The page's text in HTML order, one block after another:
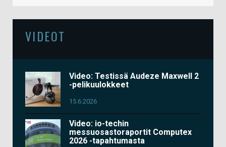
VIDEOT
Video: Testissä Audeze Maxwell 2
-pelikuulokkeet
15.6.2026
Video: io-techin
messuosastoraportit Computex
2026 -tapahtumasta